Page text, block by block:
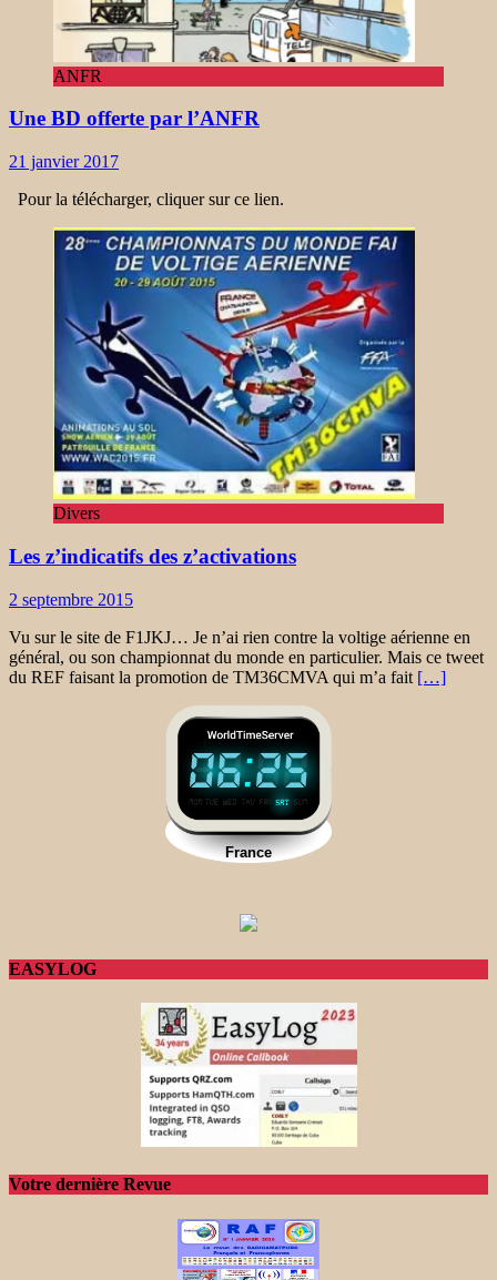
ANFR
Une BD offerte par l’ANFR
21 janvier 2017
Pour la télécharger, cliquer sur ce lien.
Divers
Les z’indicatifs des z’activations
2 septembre 2015
Vu sur le site de F1JKJ… Je n’ai rien contre la voltige aérienne en
général, ou son championnat du monde en particulier. Mais ce tweet
du REF faisant la promotion de TM36CMVA qui m’a fait […]
EASYLOG
Votre dernière Revue